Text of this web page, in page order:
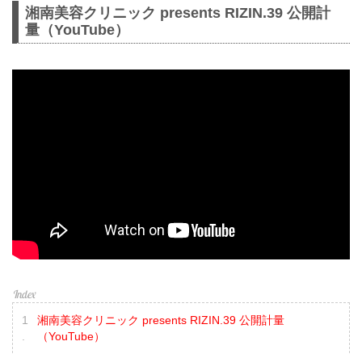
湘南美容クリニック presents RIZIN.39 公開計
量（YouTube）
湘南美容クリニック presents RIZIN.39 公開計量
（YouTube）